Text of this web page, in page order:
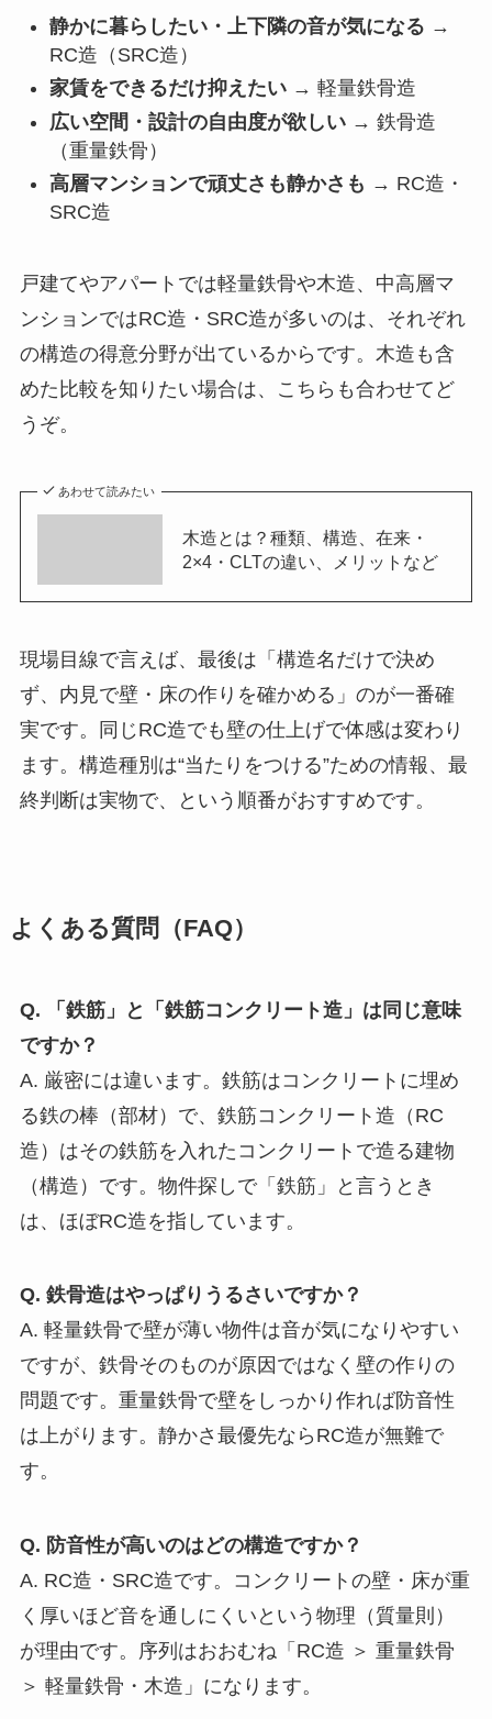
静かに暮らしたい・上下隣の音が気になる →
RC造（SRC造）
家賃をできるだけ抑えたい→ 軽量鉄骨造
広い空間・設計の自由度が欲しい→ 鉄骨造
（重量鉄骨）
高層マンションで頑丈さも静かさも → RC造・
SRC造
戸建てやアパートでは軽量鉄骨や木造、中高層マ
ンションではRC造・SRC造が多いのは、それぞれ
の構造の得意分野が出ているからです。木造も含
めた比較を知りたい場合は、こちらも合わせてど
うぞ。
あわせて読みたい
木造とは？種類、構造、在来・
2×4・CLTの違い、メリットなど
現場目線で言えば、最後は「構造名だけで決め
ず、内見で壁・床の作りを確かめる」のが一番確
実です。同じRC造でも壁の仕上げで体感は変わり
ます。構造種別は“当たりをつける”ための情報、最
終判断は実物で、という順番がおすすめです。
よくある質問（FAQ）
Q. 「鉄筋」と「鉄筋コンクリート造」は同じ意味
ですか？
A. 厳密には違います。鉄筋はコンクリートに埋め
る鉄の棒（部材）で、鉄筋コンクリート造（RC
造）はその鉄筋を入れたコンクリートで造る建物
（構造）です。物件探しで「鉄筋」と言うとき
は、ほぼRC造を指しています。
Q. 鉄骨造はやっぱりうるさいですか？
A. 軽量鉄骨で壁が薄い物件は音が気になりやすい
ですが、鉄骨そのものが原因ではなく壁の作りの
問題です。重量鉄骨で壁をしっかり作れば防音性
は上がります。静かさ最優先ならRC造が無難で
す。
Q. 防音性が高いのはどの構造ですか？
A. RC造・SRC造です。コンクリートの壁・床が重
く厚いほど音を通しにくいという物理（質量則）
が理由です。序列はおおむね「RC造 ＞ 重量鉄骨
＞ 軽量鉄骨・木造」になります。